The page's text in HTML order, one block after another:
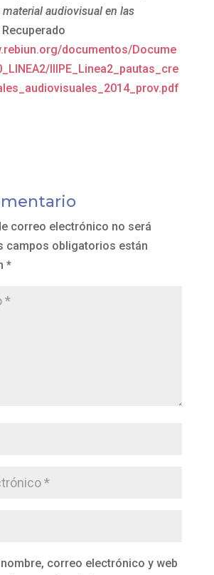
audiovisual en las
Recuperado
documentos/Docume
IIIPE_Linea2_pautas_cre
correo electrónico no será
campos obligatorios están
*
correo electrónico y web